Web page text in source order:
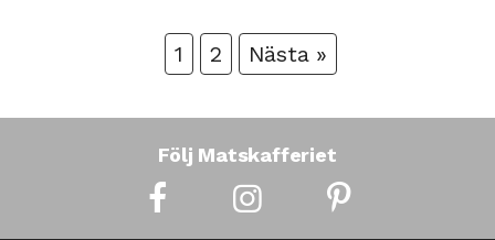
1 2 Nästa »
Följ Matskafferiet